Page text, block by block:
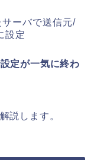
ーバで送信元/
設定
定が一気に終わ
説します。